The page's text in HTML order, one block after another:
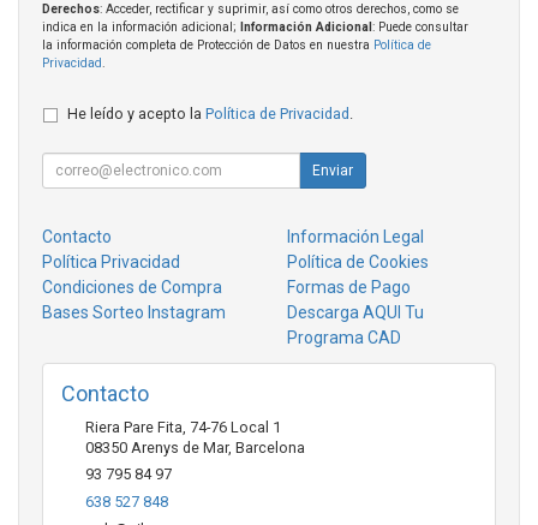
Derechos: Acceder, rectificar y suprimir, así como otros derechos, como se
indica en la información adicional;
Información Adicional : Puede consultar
la información completa de Protección de Datos en nuestra Política de
Privacidad
He leído y acepto la Política de Privacidad
Enviar
Contacto
Información Legal
Política Privacidad
Política de Cookies
Condiciones de Compra
Formas de Pago
Bases Sorteo Instagram
Descarga AQUI Tu
Programa CAD
Contacto
Riera Pare Fita, 74-76 Local 1
08350 Arenys de Mar, Barcelona
93 795 84 97
638 527 848